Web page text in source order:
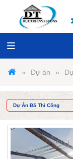
Dự án
Dự Án Đã Thi Công